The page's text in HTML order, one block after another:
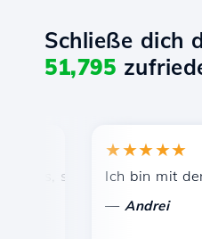
Schließe dich
51,795
schnelle und effiziente
★★★★★
Ich bin mit den
Andrei